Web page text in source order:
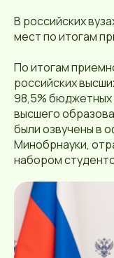
В российских
мест по итогам
По итогам
российских
98,5% бюджетных
высшего
были озвучены в
Минобрнауки,
набором